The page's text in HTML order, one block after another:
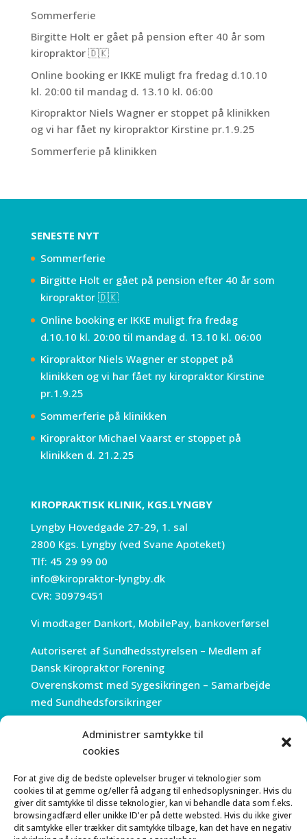
Administrer samtykke til
cookies
For at give dig de bedste oplevelser bruger vi teknologier som
cookies til at gemme og/eller få adgang til enhedsoplysninger. Hvis du
giver dit samtykke til disse teknologier, kan vi behandle data som f.eks.
browsingadfærd eller unikke ID'er på dette websted. Hvis du ikke giver
dit samtykke eller trækker dit samtykke tilbage, kan det have en negativ
Sommerferie
Birgitte Holt er gået på pension efter 40 år som
kiropraktor 🇩🇰
Online booking er IKKE muligt fra fredag d.10.10
kl. 20:00 til mandag d. 13.10 kl. 06:00
Kiropraktor Niels Wagner er stoppet på klinikken
og vi har fået ny kiropraktor Kirstine pr.1.9.25
Sommerferie på klinikken
SENESTE NYT
Sommerferie
Birgitte Holt er gået på pension efter 40 år som
kiropraktor 🇩🇰
Online booking er IKKE muligt fra fredag
d.10.10 kl. 20:00 til mandag d. 13.10 kl. 06:00
Kiropraktor Niels Wagner er stoppet på
klinikken og vi har fået ny kiropraktor Kirstine
pr.1.9.25
Sommerferie på klinikken
Kiropraktor Michael Vaarst er stoppet på
klinikken d. 21.2.25
KIROPRAKTISK KLINIK, KGS.LYNGBY
Lyngby Hovedgade 27-29, 1. sal
2800 Kgs. Lyngby (ved Svane Apoteket)
Tlf: 45 29 99 00
info@kiropraktor-lyngby.dk
CVR: 30979451
Vi modtager Dankort, MobilePay, bankoverførsel
Autoriseret af Sundhedsstyrelsen – Medlem af
Dansk Kiropraktor Forening
Overenskomst med Sygesikringen – Samarbejde
med Sundhedsforsikringer
ÅBNINGSTIDER
Tirsdag 7:30 – 18.00
Onsdag 7:30 – 18.00
Torsdag 7:30 – 18.00